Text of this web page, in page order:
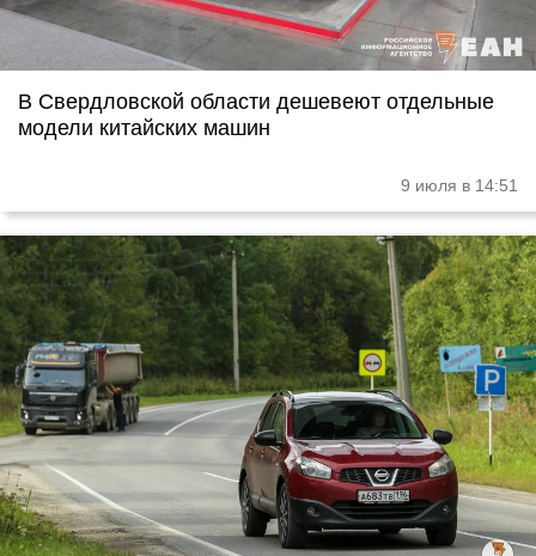
В Свердловской области дешевеют отдельные
модели китайских машин
9 июля в 14:51